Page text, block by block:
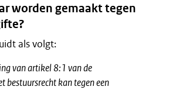
worden gemaakt tegen
als volgt:
van artikel 8:1 van de
bestuursrecht kan tegen een